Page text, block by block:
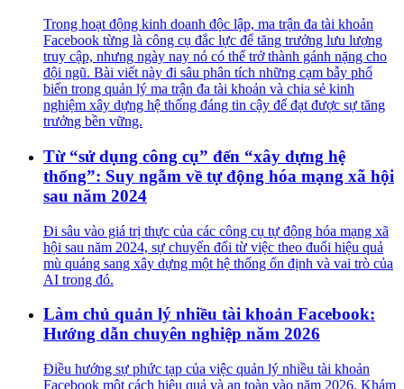
Trong hoạt động kinh doanh độc lập, ma trận đa tài khoản
Facebook từng là công cụ đắc lực để tăng trưởng lưu lượng
truy cập, nhưng ngày nay nó có thể trở thành gánh nặng cho
đội ngũ. Bài viết này đi sâu phân tích những cạm bẫy phổ
biến trong quản lý ma trận đa tài khoản và chia sẻ kinh
nghiệm xây dựng hệ thống đáng tin cậy để đạt được sự tăng
trưởng bền vững.
Từ “sử dụng công cụ” đến “xây dựng hệ
thống”: Suy ngẫm về tự động hóa mạng xã hội
sau năm 2024
Đi sâu vào giá trị thực của các công cụ tự động hóa mạng xã
hội sau năm 2024, sự chuyển đổi từ việc theo đuổi hiệu quả
mù quáng sang xây dựng một hệ thống ổn định và vai trò của
AI trong đó.
Làm chủ quản lý nhiều tài khoản Facebook:
Hướng dẫn chuyên nghiệp năm 2026
Điều hướng sự phức tạp của việc quản lý nhiều tài khoản
Facebook một cách hiệu quả và an toàn vào năm 2026. Khám